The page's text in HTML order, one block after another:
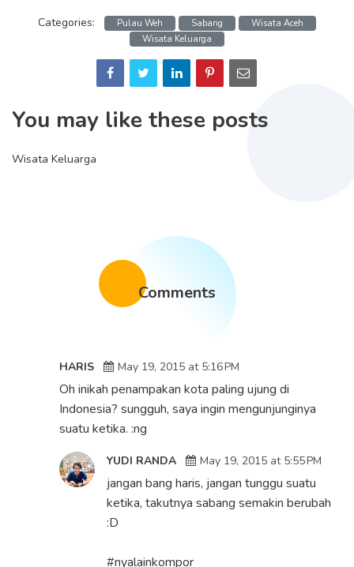
Categories: Pulau Weh Sabang
Wisata Aceh
Wisata Keluarga
You may like these posts
Wisata Keluarga
Comments
HARIS May 19, 2015 at 5:16 PM
Oh inikah penampakan kota paling ujung di
Indonesia? sungguh, saya ingin mengunjunginya
suatu ketika. :ng
YUDI RANDA May 19, 2015 at 5:55 PM
jangan bang haris, jangan tunggu suatu
ketika, takutnya sabang semakin berubah
:D
#nyalainkompor